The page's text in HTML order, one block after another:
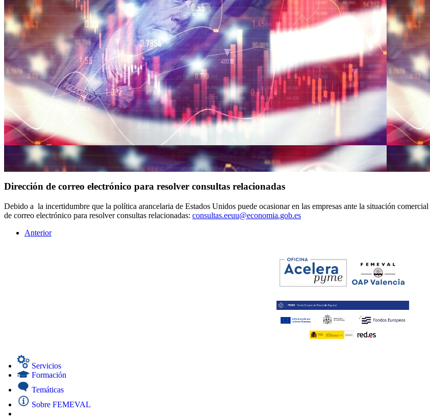
Dirección de correo electrónico para resolver consultas relacionadas
Debido a la incertidumbre que la política arancelaria de Estados Unidos puede ocasionar en las empresas ante la situación
de correo electrónico para resolver consultas relacionadas: consultas.eeuu@economia.gob.es
Anterior
Servicios
Formación
Temáticas
Sobre FEMEVAL